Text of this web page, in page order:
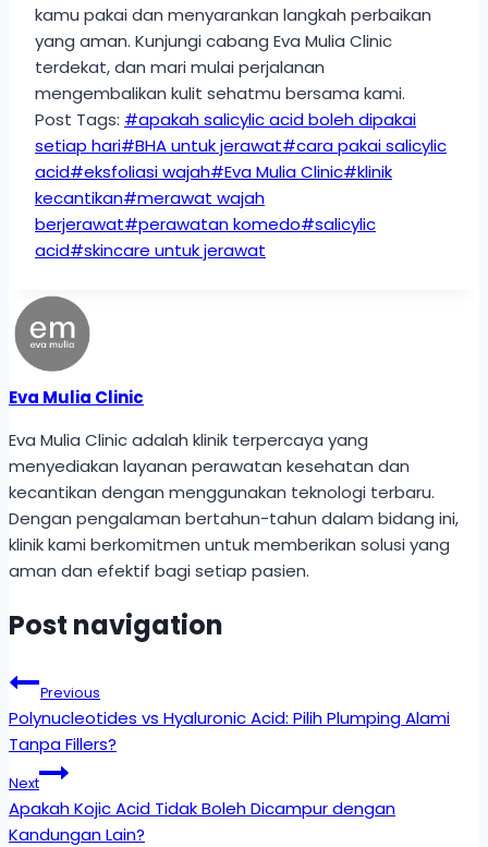
kamu pakai dan menyarankan langkah perbaikan
yang aman. Kunjungi cabang Eva Mulia Clinic
terdekat, dan mari mulai perjalanan
mengembalikan kulit sehatmu bersama kami.
Post Tags: #apakah salicylic acid boleh dipakai
setiap hari#BHA untuk jerawat#cara pakai salicylic
acid#eksfoliasi wajah#Eva Mulia Clinic#klinik
kecantikan#merawat wajah
berjerawat#perawatan komedo#salicylic
acid#skincare untuk jerawat
Eva Mulia Clinic
Eva Mulia Clinic adalah klinik terpercaya yang
menyediakan layanan perawatan kesehatan dan
kecantikan dengan menggunakan teknologi terbaru.
Dengan pengalaman bertahun-tahun dalam bidang ini,
klinik kami berkomitmen untuk memberikan solusi yang
aman dan efektif bagi setiap pasien.
Post navigation
Previous
Polynucleotides vs Hyaluronic Acid: Pilih Plumping Alami
Tanpa Fillers?
Next
Apakah Kojic Acid Tidak Boleh Dicampur dengan
Kandungan Lain?